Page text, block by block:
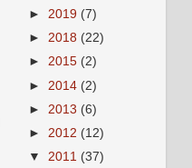
► 2019 (7)
► 2018 (22)
► 2015 (2)
► 2014 (2)
► 2013 (6)
► 2012 (12)
▼ 2011 (37)